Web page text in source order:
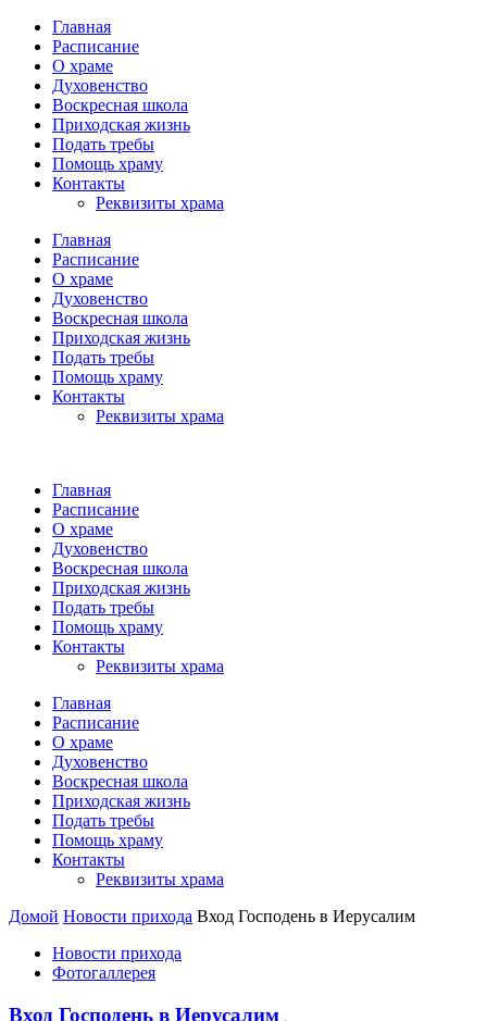
Главная
Расписание
О храме
Духовенство
Воскресная школа
Приходская жизнь
Подать требы
Помощь храму
Контакты
Реквизиты храма
Главная
Расписание
О храме
Духовенство
Воскресная школа
Приходская жизнь
Подать требы
Помощь храму
Контакты
Реквизиты храма
Главная
Расписание
О храме
Духовенство
Воскресная школа
Приходская жизнь
Подать требы
Помощь храму
Контакты
Реквизиты храма
Главная
Расписание
О храме
Духовенство
Воскресная школа
Приходская жизнь
Подать требы
Помощь храму
Контакты
Реквизиты храма
Домой Новости прихода Вход Господень в Иерусалим
Новости прихода
Фотогаллерея
Вход Господень в Иерусалим